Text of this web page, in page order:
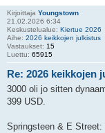
Kirjoittaja Youngstown
21.02.2026 6:34
Keskustelualue: Kiertue 2026
Aihe: 2026 keikkojen julkistus
Vastaukset: 15
Luettu: 65915
Re: 2026 keikkojen
3000 oli jo sitten
399 USD.
Springsteen & E Street: